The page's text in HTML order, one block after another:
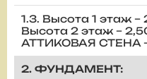
1.3. Высота 1 этаж –
Высота 2 этаж –
АТТИКОВАЯ СТЕНА –
2. ФУНДАМЕНТ: